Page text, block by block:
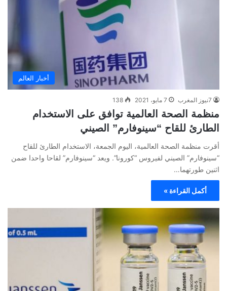
أخبار العالم
7نيوز المغرب 7 مايو، 2021 138
منظمة الصحة العالمية توافق على الاستخدام
الطارئ للقاح “سينوفارم” الصيني
أقرت منظمة الصحة العالمية، اليوم الجمعة، الاستخدام الطارئ للقاح
“سينوفارم” الصيني لفيروس “كورونا”. ويعد “سينوفارم” لقاحا واحدا ضمن
اثنين طورتهما…
أكمل القراءة »